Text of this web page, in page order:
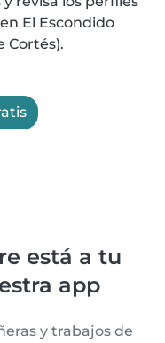
El Escondido
Cortés).
está a tu
app
y trabajos de